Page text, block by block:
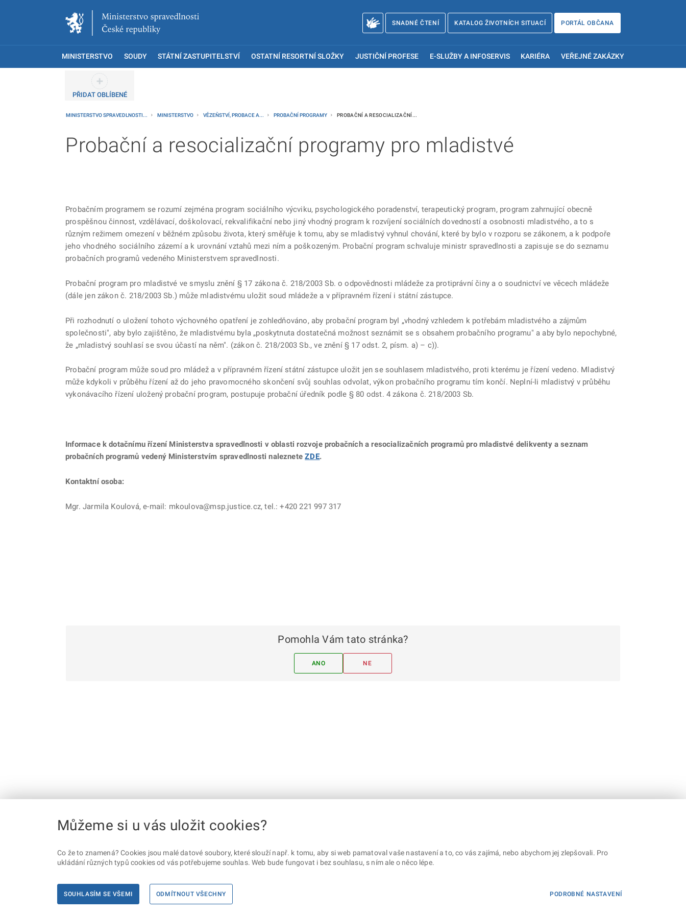
SNADNÉ ČTENÍ KATALOG ŽIVOTNÍCH SITUACÍ PORTÁL OBČANA
MINISTERSTVO SOUDY STÁTNÍ ZASTUPITELSTVÍ OSTATNÍ RESORTNÍ SLOŽKY JUSTIČNÍ PROFESE E-SLUŽBY A INFOSERVIS KARIÉRA VEŘEJNÉ ZAKÁZKY
PŘIDAT OBLÍBENÉ
MINISTERSTVO SPRAVEDLNOSTI... MINISTERSTVO VĚZEŇSTVÍ, PROBACE A... PROBAČNÍ PROGRAMY PROBAČNÍ A RESOCIALIZAČNÍ...
Probační a resocializační programy pro mladistvé
Probačním programem se rozumí zejména program sociálního výcviku, psychologického poradenství, terapeutický program, program zahrnující obecně
prospěšnou činnost, vzdělávací, doškolovací, rekvalifikační nebo jiný vhodný program k rozvíjení sociálních dovedností a osobnosti mladistvého, a to s
různým režimem omezení v běžném způsobu života, který směřuje k tomu, aby se mladistvý vyhnul chování, které by bylo v rozporu se zákonem, a k podpoře
jeho vhodného sociálního zázemí a k urovnání vztahů mezi ním a poškozeným. Probační program schvaluje ministr spravedlnosti a zapisuje se do seznamu
probačních programů vedeného Ministerstvem spravedlnosti.
Probační program pro mladistvé ve smyslu znění § 17 zákona č. 218/2003 Sb. o odpovědnosti mládeže za protiprávní činy a o soudnictví ve věcech mládeže
(dále jen zákon č. 218/2003 Sb.) může mladistvému uložit soud mládeže a v přípravném řízení i státní zástupce.
Při rozhodnutí o uložení tohoto výchovného opatření je zohledňováno, aby probační program byl „vhodný vzhledem k potřebám mladistvého a zájmům
společnosti", aby bylo zajištěno, že mladistvému byla „poskytnuta dostatečná možnost seznámit se s obsahem probačního programu" a aby bylo nepochybné,
že „mladistvý souhlasí se svou účastí na něm". (zákon č. 218/2003 Sb., ve znění § 17 odst. 2, písm. a) – c)).
Probační program může soud pro mládež a v přípravném řízení státní zástupce uložit jen se souhlasem mladistvého, proti kterému je řízení vedeno. Mladistvý
může kdykoli v průběhu řízení až do jeho pravomocného skončení svůj souhlas odvolat, výkon probačního programu tím končí. Neplní-li mladistvý v průběhu
vykonávacího řízení uložený probační program, postupuje probační úředník podle § 80 odst. 4 zákona č. 218/2003 Sb.
Informace k dotačnímu řízení Ministerstva spravedlnosti v oblasti rozvoje probačních a resocializačních programů pro mladistvé delikventy a seznam
probačních programů vedený Ministerstvím spravedlnosti nalezneteZDE.
Kontaktní osoba:
Mgr. Jarmila Koulová, e-mail: mkoulova@msp.justice.cz, tel.: +420 221 997 317
Pomohla Vám tato stránka?
ANO NE
Můžeme si u vás uložit cookies?
Co že to znamená? Cookies jsou malé datové soubory, které slouží např. k tomu, aby si web pamatoval vaše nastavení a to, co vás zajímá, nebo abychom jej zlepšovali. Pro
ukládání různých typů cookies od vás potřebujeme souhlas. Web bude fungovat i bez souhlasu, s ním ale o něco lépe.
SOUHLASÍM SE VŠEMI ODMÍTNOUT VŠECHNY PODROBNÉ NASTAVENÍ